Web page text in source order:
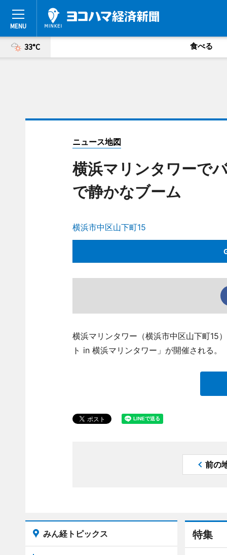
33°C 食べる
ニュース地図
横浜マリンタワーで
で静かなブーム
横浜市中区山下町15
横浜マリンタワー（横浜市中区山下町15
ト in 横浜マリンタワー」が開催される。
前の
特集
みん経トピックス